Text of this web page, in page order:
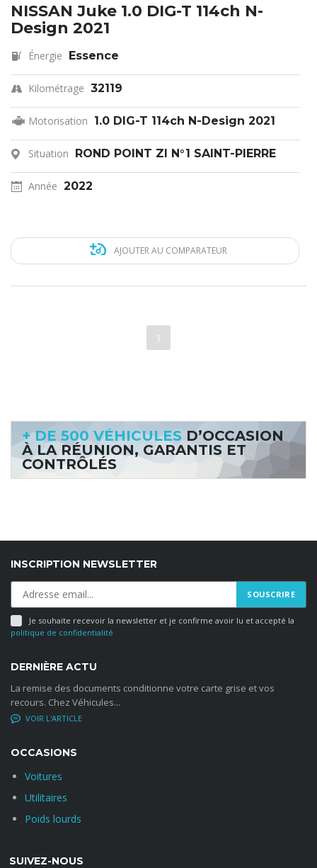
NISSAN Juke 1.0 DIG-T 114ch N-
Design 2021
Énergie Essence
Kilométrage 32119
Motorisation 1.0 DIG-T 114ch N-Design 2021
Situation ROND POINT ZI N°1 SAINT-PIERRE
Année 2022
AJOUTER AU COMPARATEUR
1
+ DE 500 VÉHICULES D’OCCASION
À LA RÉUNION, GARANTIS ET
CONTRÔLÉS
INSCRIPTION NEWSLETTER
Je souhaite recevoir la newsletter et je confirme avoir lu et accepté la
politique de confidentialité
DERNIÈRE ACTU
La remise des documents conditionne votre carte grise et vos
recours. Chez Véhicules...
NO COMMENTS
OCCASIONS
Voitures
Utilitaires
Poids lourds
SUIVEZ-NOUS